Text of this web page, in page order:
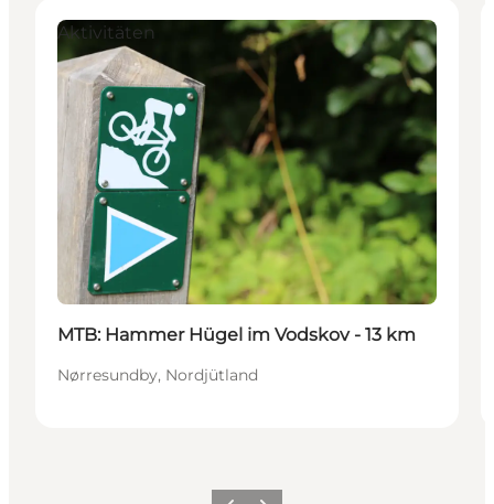
Aktivitäten
MTB: Hammer Hügel im Vodskov - 13 km
Nørresundby, Nordjütland